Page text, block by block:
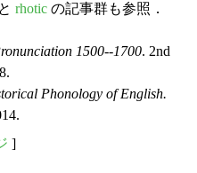
rhotic の記事群も参照．
1500--1700. 2nd
Phonology of English.
]